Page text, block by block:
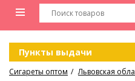
Пункты выдачи
Сигареты оптом Львовская